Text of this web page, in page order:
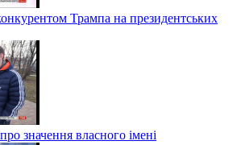
Трампа на президентських
значення власного імені